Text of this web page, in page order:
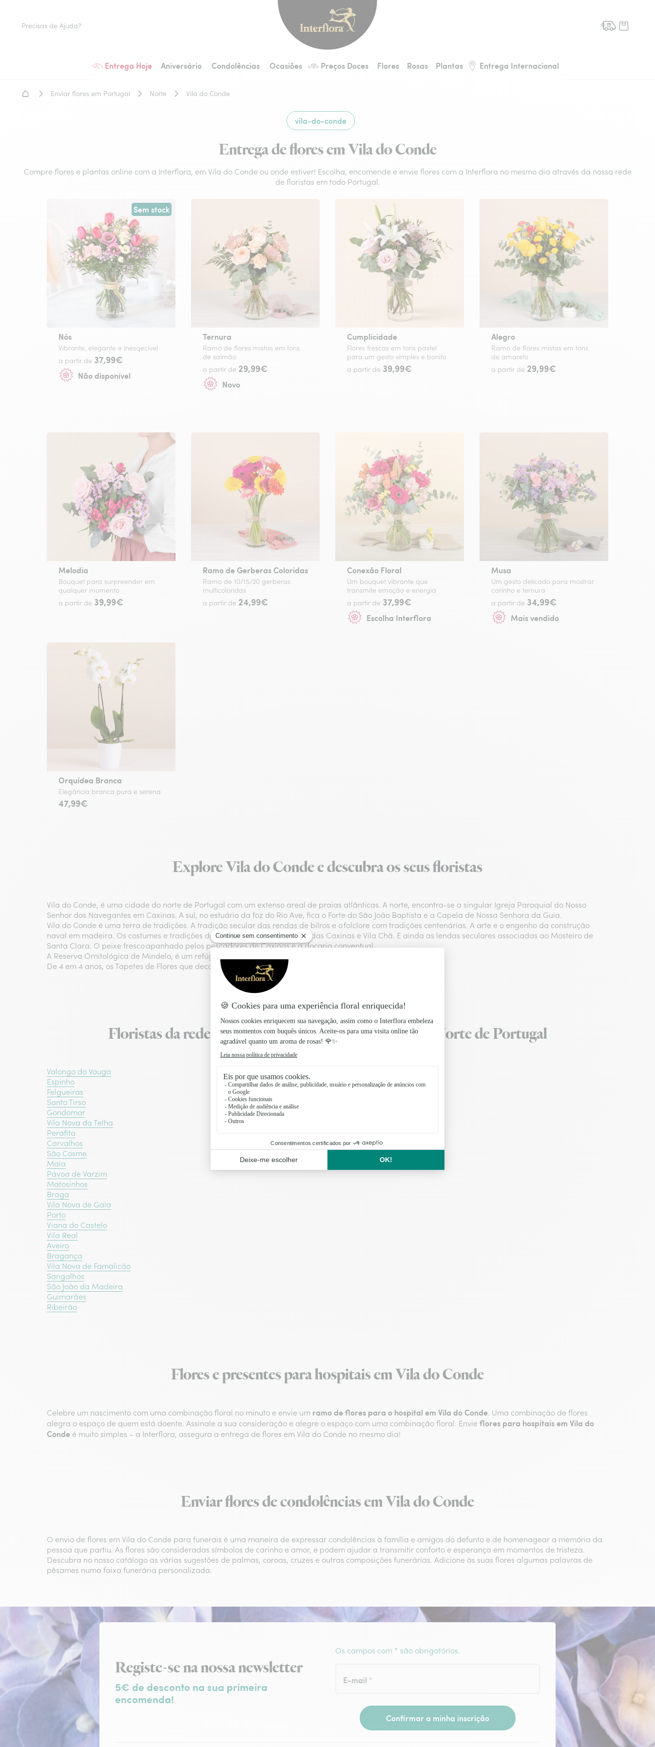
Entrega Hoje Aniversário Condolências Ocasiões Preços Doces Flores Rosas Plantas Entrega Internacional
Precisas de Ajuda?
Home - Entrega de flores
Enviar flores em Portugal Norte Vila do Conde
vila-do-conde
Entrega de flores em Vila do Conde
Compre flores e plantas online com a Interflora, em Vila do Conde ou onde estiver! Escolha, encomende e envie flores com a Interflora no mesmo dia através da nossa rede
de floristas em todo Portugal.
Sem stock
Nós
Vibrante, elegante e inesqecível
a partir de 37,99€
Não disponível
Ternura
Ramo de flores mistas em tons
de salmão
a partir de 29,99€
Novo
Cumplicidade
Flores frescas em tons pastel
para um gesto simples e bonito
a partir de 39,99€
Alegro
Ramo de flores mistas em tons
de amarelo
a partir de 29,99€
Melodia
Bouquet para surpreender em
qualquer momento
a partir de 39,99€
Ramo de Gerberas Coloridas
Ramo de 10/15/20 gerberas
multicoloridas
a partir de 24,99€
Conexão Floral
Um bouquet vibrante que
transmite emoção e energia
a partir de 37,99€
Escolha Interflora
Musa
Um gesto delicado para mostrar
carinho e ternura
a partir de 34,99€
Mais vendido
Orquídea Branca
Elegância branca pura e serena
47,99€
Explore Vila do Conde e descubra os seus floristas
Vila do Conde, é uma cidade do norte de Portugal com um extenso areal de praias atlânticas. A norte, encontra-se a singular Igreja Paroquial do Nosso
Senhor dos Navegantes em Caxinas. A sul, no estuário da foz do Rio Ave, fica o Forte do São João Baptista e a Capela de Nossa Senhora da Guia.
Vila do Conde é uma terra de tradições. A tradição secular das rendas de bilros e o folclore com tradições centenárias. A arte e o engenho da construção
naval em madeira. Os costumes e tradições das comunidades piscatórias das Caxinas e Vila Chã. E ainda as lendas seculares associadas ao Mosteiro de
Santa Clara. O peixe fresco apanhado pelos pescadores de Caxinas e a doçaria conventual.
A Reserva Ornitológica de Mindelo, é um refúgio natural único pela biodiversidade da flora e fauna.
De 4 em 4 anos, os Tapetes de Flores que decoram as ruas são uma das tradições das Festas do Corpo de Deus.
Floristas da rede Interflora nas principais cidades do Norte de Portugal
Valongo do Vouga
Espinho
Felgueiras
Santo Tirso
Gondomar
Vila Nova da Telha
Perafita
Carvalhos
São Cosme
Maia
Pávoa de Varzim
Matosinhos
Braga
Vila Nova de Gaia
Porto
Viana do Castelo
Vila Real
Aveiro
Bragança‎
Vila Nova de Famalicão
Sangalhos
São João da Madeira
Guimarães
Ribeirão
Flores e presentes para hospitais em Vila do Conde
Celebre um nascimento com uma combinação floral no minuto e envie um ramo de flores para o hospital em Vila do Conde. Uma combinação de flores
alegra o espaço de quem está doente. Assinale a sua consideração e alegre o espaço com uma combinação floral. Envie flores para hospitais em Vila do
Conde é muito simples – a Interflora, assegura a entrega de flores em Vila do Conde no mesmo dia!
Enviar flores de condolências em Vila do Conde
O envio de flores em Vila do Conde para funerais é uma maneira de expressar condolências à família e amigos do defunto e de homenagear a memória da
pessoa que partiu. As flores são consideradas símbolos de carinho e amor, e podem ajudar a transmitir conforto e esperança em momentos de tristeza.
Descubra no nosso catálogo as várias sugestões de palmas, coroas, cruzes e outras composições funerárias. Adicione às suas flores algumas palavras de
pêsames numa faixa funerária personalizada.
Subscrição da newsletter
Registe-se na nossa newsletter
5€ de desconto na sua primeira
encomenda!
Os campos com * são obrigatórios.
E-mail *
Confirmar a minha inscrição